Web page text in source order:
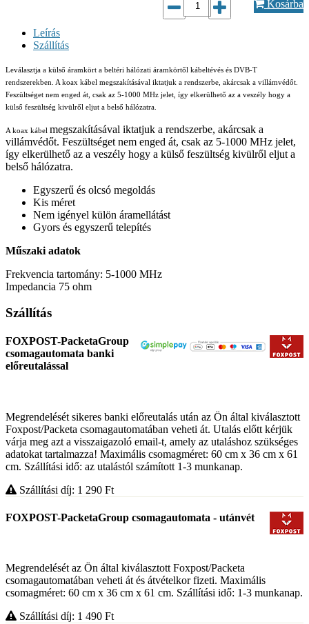
Kosárba
Leírás
Szállítás
Leválasztja a külső áramkört a beltéri hálózati áramkörtől kábeltévés és DVB-T
rendszerekben. A koax kábel megszakításával iktatjuk a rendszerbe, akárcsak a villámvédőt.
Feszültséget nem enged át, csak az 5-1000 MHz jelet, így elkerülhető az a veszély hogy a
külső feszültség kivülről eljut a belső hálózatra.
A koax kábel megszakításával iktatjuk a rendszerbe, akárcsak a
villámvédőt. Feszültséget nem enged át, csak az 5-1000 MHz jelet,
így elkerülhető az a veszély hogy a külső feszültség kivülről eljut a
belső hálózatra.
Egyszerű és olcsó megoldás
Kis méret
Nem igényel külön áramellátást
Gyors és egyszerű telepítés
Műszaki adatok
Frekvencia tartomány: 5-1000 MHz
Impedancia 75 ohm
Szállítás
FOXPOST-PacketaGroup
csomagautomata banki
előreutalással
Megrendelését sikeres banki előreutalás után az Ön által kiválasztott
Foxpost/Packeta csomagautomatában veheti át. Utalás előtt kérjük
várja meg azt a visszaigazoló email-t, amely az utaláshoz szükséges
adatokat tartalmazza! Maximális csomagméret: 60 cm x 36 cm x 61
cm. Szállítási idő: az utalástól számított 1-3 munkanap.
Szállítási díj: 1 290 Ft
FOXPOST-PacketaGroup csomagautomata - utánvét
Megrendelését az Ön által kiválasztott Foxpost/Packeta
csomagautomatában veheti át és átvételkor fizeti. Maximális
csomagméret: 60 cm x 36 cm x 61 cm. Szállítási idő: 1-3 munkanap.
Szállítási díj: 1 490 Ft